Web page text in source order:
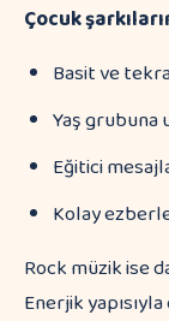
Çocuk
Basit ve
Yaş grubuna
Eğitici
Kolay
Rock müzik ise
Enerjik